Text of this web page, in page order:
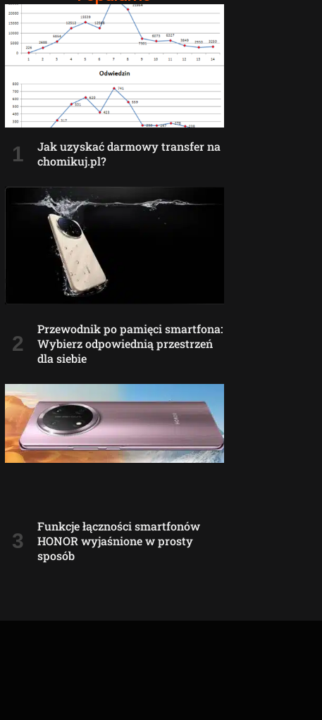
Jak uzyskać darmowy transfer na
chomikuj.pl?
Przewodnik po pamięci smartfona:
Wybierz odpowiednią przestrzeń
dla siebie
Funkcje łączności smartfonów
HONOR wyjaśnione w prosty
sposób